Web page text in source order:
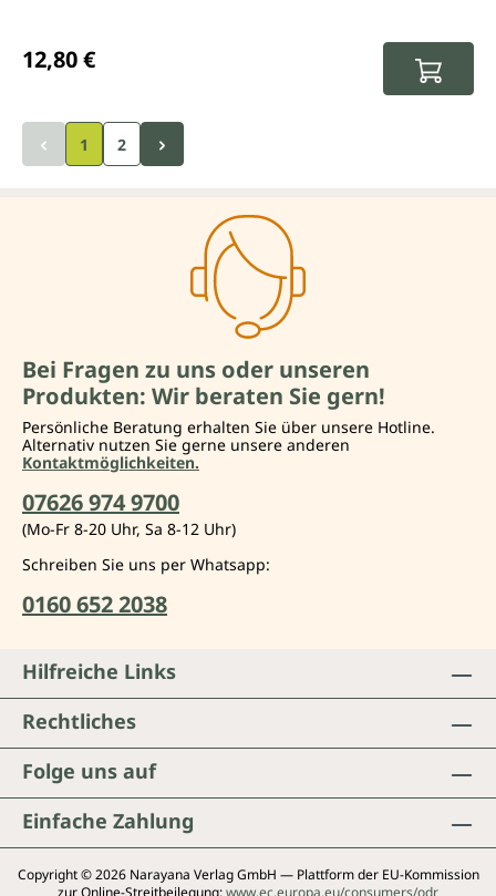
12,80 €
1 2
Bei Fragen zu uns oder unseren
Produkten: Wir beraten Sie gern!
Persönliche Beratung erhalten Sie über unsere Hotline.
Alternativ nutzen Sie gerne unsere anderen
Kontaktmöglichkeiten.
07626 974 9700
(Mo-Fr 8-20 Uhr, Sa 8-12 Uhr)
Schreiben Sie uns per Whatsapp:
0160 652 2038
Folge uns auf
Einfache Zahlung
Hilfreiche Links
Rechtliches
Copyright © 2026 Narayana Verlag GmbH — Plattform der EU-Kommission
zur Online-Streitbeilegung:www.ec.europa.eu/consumers/odr